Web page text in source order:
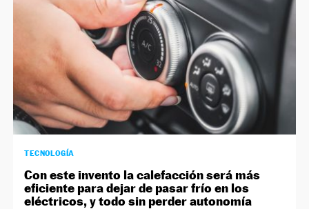
TECNOLOGÍA
Con este invento la calefacción será más
eficiente para dejar de pasar frío en los
eléctricos, y todo sin perder autonomía